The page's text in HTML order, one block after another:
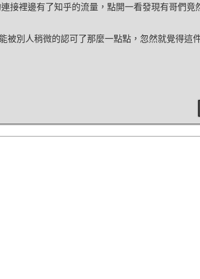
接裡邊有了知乎的流量，點開一看發現有哥們竟
被別人稍微的認可了那麼一點點，忽然就覺得這